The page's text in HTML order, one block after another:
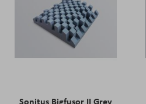
Sonitus Bigfusor II Grey